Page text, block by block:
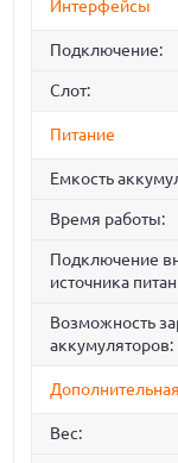
Интерфейсы
Подключение:
Слот:
Питание
Емкость
Время работы:
Подключение
источника
Возможность
аккумуляторов:
Вес: